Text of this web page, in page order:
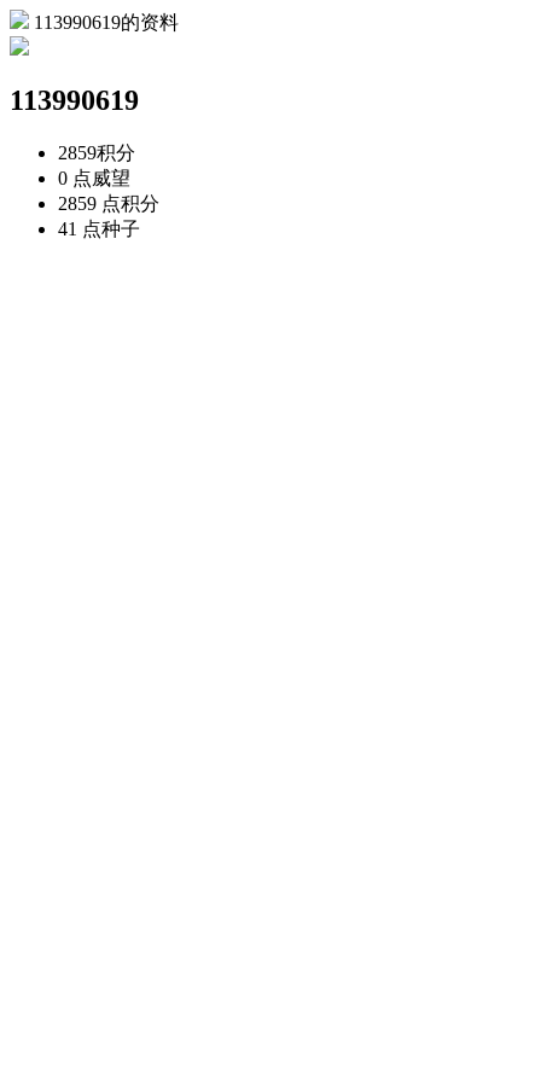
113990619的资料
113990619
2859积分
0 点威望
2859 点积分
41 点种子